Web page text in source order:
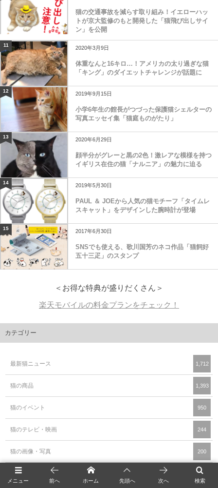
猫の交通事故を減らす取り組み！イエローハッ
トが京大監修のもと開発した「猫飛び出しサイ
ン」を公開
11 2020年3月9日
体重なんと16キロ…！アメリカの太り過ぎな猫
「キング」のダイエットチャレンジが話題に
12 2019年9月15日
小学6年生の館長がつづった保護猫シェルターの
写真エッセイ集「猫庭ものがたり」
13 2020年6月29日
顔半分がグレーと黒の2色！激レアな模様を持つ
イギリス在住の猫「ナルニア」の魅力に迫る
14 2019年5月30日
PAUL ＆ JOEから人気の猫モチーフ「タイムレ
スキャット」をデザインした腕時計が登場
15 2017年6月30日
SNSでも使える、歌川国芳のネコ作品「猫飼好
五十三疋」のスタンプ
＜お得な特典が盛りだくさん＞
楽天モバイルの料金プランをチェック！
カテゴリー
最新猫ニュース 1,712
猫の商品 1,393
猫のイベント 950
猫のテレビ・映画 244
猫の画像・写真 200
猫の動画・映像
134
メニュー
検索
前へ ホーム 先頭へ 次へ